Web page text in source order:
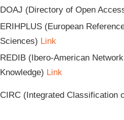
DOAJ (Directory of Open
ERIHPLUS (European
Sciences) Link
REDIB (Ibero-American
Knowledge) Link
CIRC (Integrated Classification